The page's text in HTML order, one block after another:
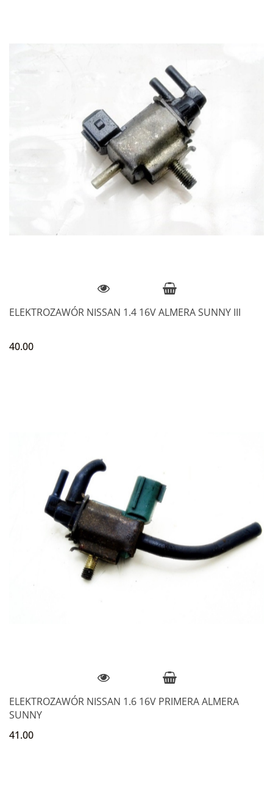
ELEKTROZAWÓR NISSAN 1.4 16V ALMERA SUNNY III
40.00
ELEKTROZAWÓR NISSAN 1.6 16V PRIMERA ALMERA
SUNNY
41.00